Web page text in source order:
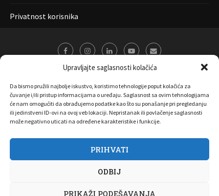
Upravljajte saglasnosti kolačića
Da bismo pružili najbolje iskustvo, koristimo tehnologije poput kolačića za
čuvanje i/ili pristup informacijama o uređaju. Saglasnost sa ovim tehnologijama
će nam omogućiti da obrađujemo podatke kao što su ponašanje pri pregledanju
ili jedinstveni ID-ovi na ovoj veb lokaciji. Nepristanak ili povlačenje saglasnosti
može negativno uticati na određene karakteristike i funkcije.
PRIHVATI
ODBIJ
PRIKAŽI PODEŠAVANJA
Privatnost korisnika
O nama Marketing Kontakt FAQ
Privatnost korisnika
Pravila korišćenja